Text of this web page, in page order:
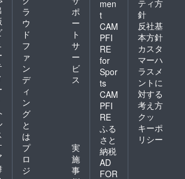
ラ
ウ
ド
フ
ァ
ン
デ
ィ
ン
グ
と
は
ポ
ー
ト
サ
ー
ビ
ス
プ
ロ
ジ
実
施
事
men
t
CAM
PFI
RE
for
Spor
ts
CAM
PFI
RE
ふる
さと
納税
AD
FOR
ティ方
針
反社基
本方針
カスタ
マーハ
ラスメ
ントに
対する
考え方
クッ
キーポ
リシー